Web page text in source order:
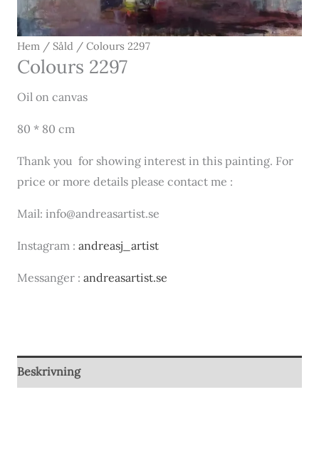
Hem / Såld / Colours 2297
Colours 2297
Oil on canvas
80 * 80 cm
Thank you for showing interest in this painting. For
price or more details please contact me :
Mail: info@andreasartist.se
Instagram : andreasj_artist
Messanger : andreasartist.se
Beskrivning